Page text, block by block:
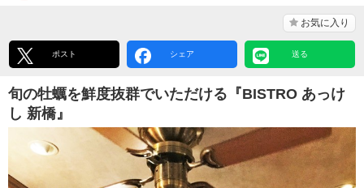
お気に入り
ポスト シェア 送る
旬の牡蠣を鮮度抜群でいただける『BISTRO あっけ
し 新橋』